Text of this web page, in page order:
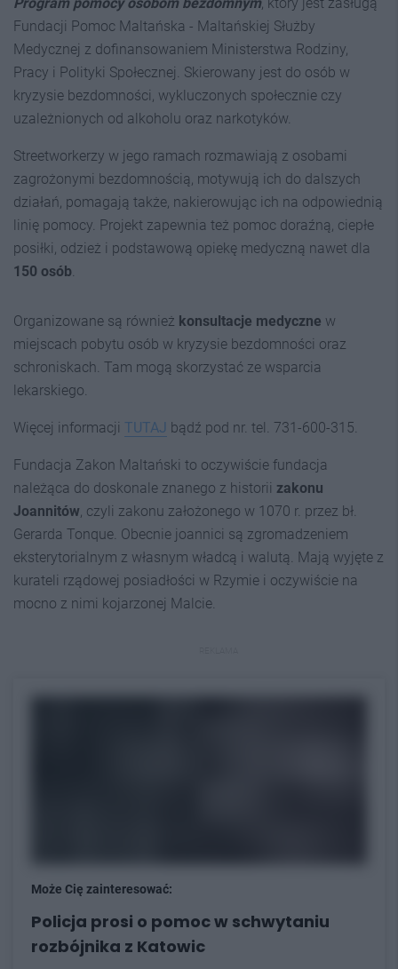
Fundacji Pomoc Maltańska - Maltańskiej Służby
Medycznej z dofinansowaniem Ministerstwa Rodziny,
Pracy i Polityki Społecznej. Skierowany jest do osób w
kryzysie bezdomności, wykluczonych społecznie czy
uzależnionych od alkoholu oraz narkotyków.
Streetworkerzy w jego ramach rozmawiają z osobami
zagrożonymi bezdomnością, motywują ich do dalszych
działań, pomagają także, nakierowując ich na odpowiednią
linię pomocy. Projekt zapewnia też pomoc doraźną, ciepłe
posiłki, odzież i podstawową opiekę medyczną nawet dla
150 osób
Organizowane są również konsultacje medyczne w
miejscach pobytu osób w kryzysie bezdomności oraz
schroniskach. Tam mogą skorzystać ze wsparcia
lekarskiego.
Więcej informacji TUTAJ bądź pod nr. tel. 731-600-315.
Fundacja Zakon Maltański to oczywiście fundacja
należąca do doskonale znanego z historii zakonu
Joannitów , czyli zakonu założonego w 1070 r. przez bł.
Gerarda Tonque. Obecnie joannici są zgromadzeniem
eksterytorialnym z własnym władcą i walutą. Mają wyjęte z
kurateli rządowej posiadłości w Rzymie i oczywiście na
mocno z nimi kojarzonej Malcie.
Może Cię zainteresować:
Policja prosi o pomoc w schwytaniu
rozbójnika z Katowic